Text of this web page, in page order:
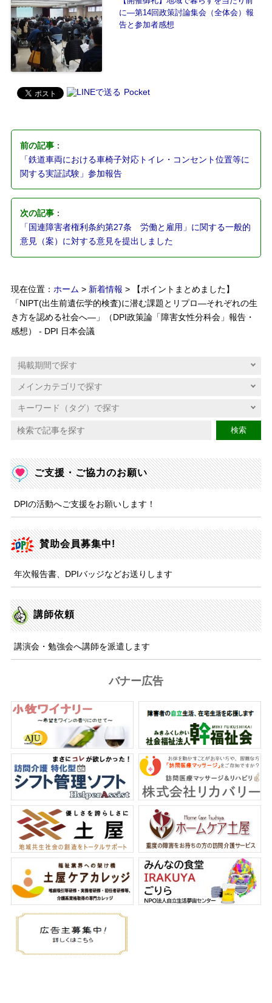
に―第14回政策討論集会（全体会）報
告と参加者感想
Pocket
前の記事：
「鉄道車両における車椅子対応トイレ・コンセント位置等に
関する実証試験」参加報告
次の記事：
「国連障害者権利条約第27条 労働と雇用」に関する一般的
意見（案）に対する意見を提出しました
現在位置： ホーム > 新着情報 > 【ポイントまとめました】
「NIPT(出生前遺伝学的検査)に潜む課題とリプロ―それぞれの生
き方を認める社会へ―」（DPI政策論「障害女性分科会」報告・
感想） - DPI 日本会議
検索
ご支援・ご協力のお願い
DPIの活動へご支援をお願いします！
賛助会員募集中!
年次報告書、DPIバッジなどお送りします
講師依頼
講演会・勉強会へ講師を派遣します
バナー広告